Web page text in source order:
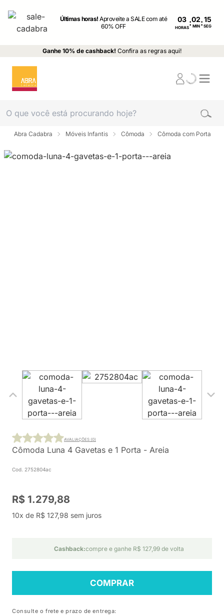
Últimas horas!Aproveite a SALE com até
60% OFF
03
HORAS: MIN : SEG
Ganhe 10% de cashback! Confira as regras aqui!
Abra Cadabra Móveis Infantis Cômoda Cômoda com Porta
Cômoda Luna 4 Gavetas e 1 Porta - Areia
Cod. 2752804ac
AVALIAÇÕES (0)
R$ 1.279,88
10x de R$ 127,98 sem juros
Cashback:compre e ganhe R$ 127,99 de volta
COMPRAR
Consulte o frete e prazo de entrega: